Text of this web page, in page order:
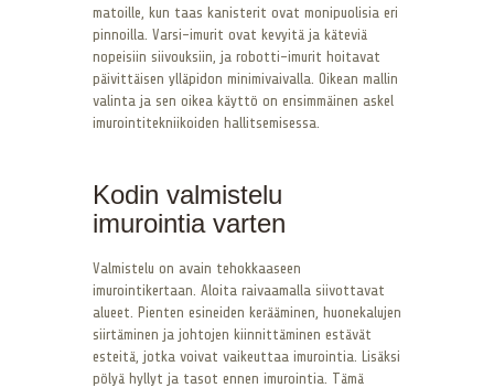
matoille, kun taas kanisterit ovat monipuolisia eri
pinnoilla. Varsi-imurit ovat kevyitä ja käteviä
nopeisiin siivouksiin, ja robotti-imurit hoitavat
päivittäisen ylläpidon minimivaivalla. Oikean mallin
valinta ja sen oikea käyttö on ensimmäinen askel
imurointitekniikoiden hallitsemisessa.
Kodin valmistelu
imurointia varten
Valmistelu on avain tehokkaaseen
imurointikertaan. Aloita raivaamalla siivottavat
alueet. Pienten esineiden kerääminen, huonekalujen
siirtäminen ja johtojen kiinnittäminen estävät
esteitä, jotka voivat vaikeuttaa imurointia. Lisäksi
pölyä hyllyt ja tasot ennen imurointia. Tämä